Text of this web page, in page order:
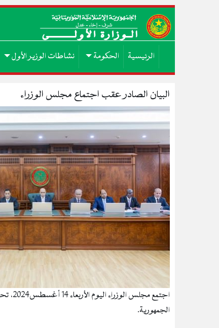
الرئيسية الحكومة نشاطات الوزير الأول
البيان الصادر عقب اجتماع مجلس الوزراء
الجمهورية.